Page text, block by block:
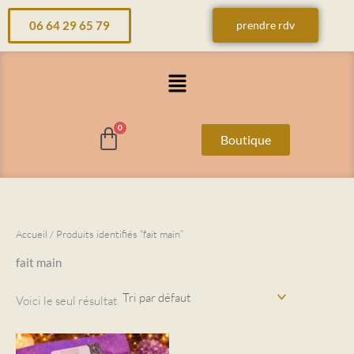
Aller
contenu
06 64 29 65 79 prendre rdv
Menu
Boutique
Accueil / Produits identifiés “fait main”
fait main
Voici le seul résultat
Ce